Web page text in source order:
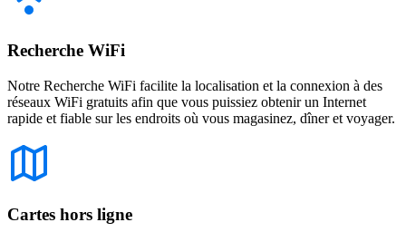
Recherche WiFi
Notre Recherche WiFi facilite la localisation et la connexion à des
réseaux WiFi gratuits afin que vous puissiez obtenir un Internet
rapide et fiable sur les endroits où vous magasinez, dîner et voyager.
Cartes hors ligne